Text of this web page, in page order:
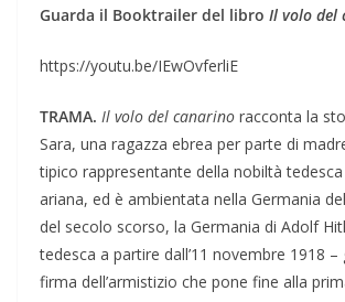
Guarda il Booktrailer del libro Il volo del
https://youtu.be/IEwOvferliE
TRAMA. Il volo del canarino racconta la
Sara, una ragazza ebrea per parte di
tipico rappresentante della nobiltà
ariana, ed è ambientata nella Germania
del secolo scorso, la Germania di Adolf
tedesca a partire dall’11 novembre 1918 –
firma dell’armistizio che pone fine alla